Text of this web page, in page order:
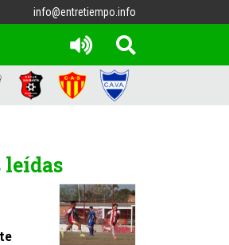
info@entretiempo.info
leídas